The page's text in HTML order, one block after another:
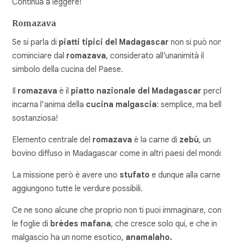
Romazava
Se si parla di piatti tipici del Madagascar non si può non
cominciare dal romazava, considerato all’unanimità il
simbolo della cucina del Paese.
Il romazava è il piatto nazionale del Madagascar
incarna l’anima della cucina malgascia: semplice, ma
sostanziosa!
Elemento centrale del romazava è la carne di zebù, un
bovino diffuso in Madagascar come in altri paesi del
La missione però è avere uno stufato e dunque alla carne
aggiungono tutte le verdure possibili.
Ce ne sono alcune che proprio non ti puoi immaginare,
le foglie di brèdes mafana, che cresce solo qui, e che in
malgascio ha un nome esotico, anamalaho.